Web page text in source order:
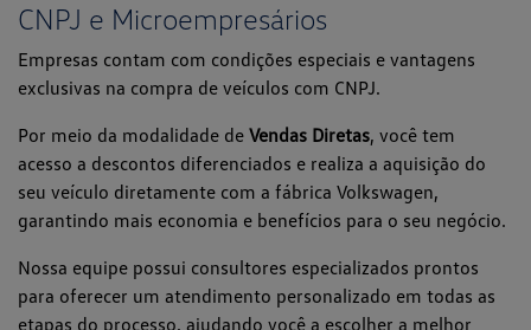
CNPJ e Microempresários
Empresas contam com condições especiais e vantagens
exclusivas na compra de veículos com CNPJ.
Por meio da modalidade de Vendas Diretas, você tem
acesso a descontos diferenciados e realiza a aquisição do
seu veículo diretamente com a fábrica Volkswagen,
garantindo mais economia e benefícios para o seu negócio.
Nossa equipe possui consultores especializados prontos
para oferecer um atendimento personalizado em todas as
etapas do processo, ajudando você a escolher a melhor